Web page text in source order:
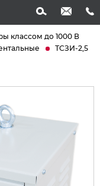
классом до 1000 В
ТСЗИ-2,5